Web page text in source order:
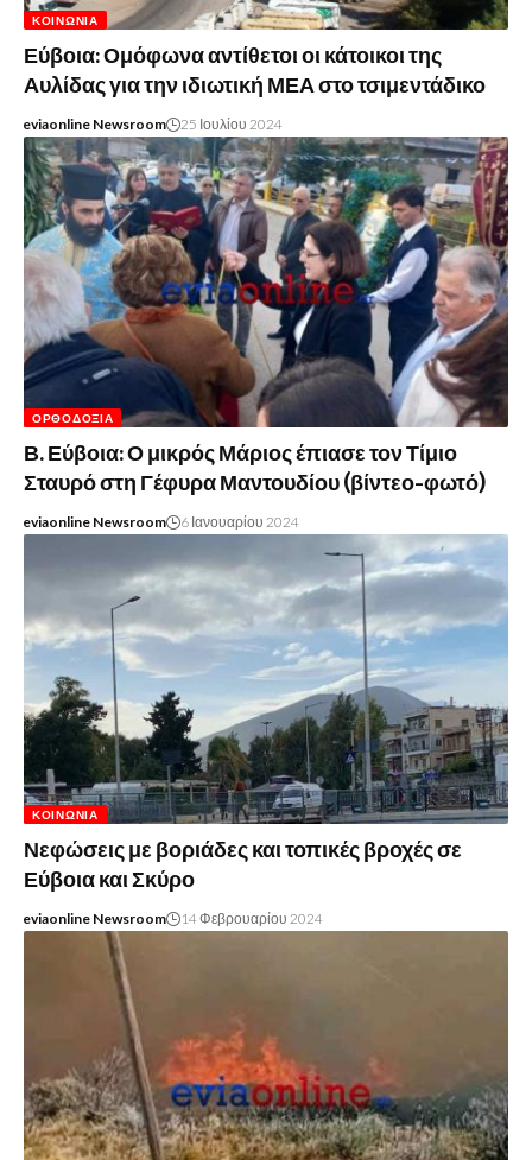
ΚΟΙΝΩΝΊΑ
Εύβοια: Ομόφωνα αντίθετοι οι κάτοικοι της
Αυλίδας για την ιδιωτική ΜΕΑ στο τσιμεντάδικο
eviaonline Newsroom 25 Ιουλίου 2024
ΟΡΘΟΔΟΞΊΑ
Β. Εύβοια: Ο μικρός Μάριος έπιασε τον Τίμιο
Σταυρό στη Γέφυρα Μαντουδίου (βίντεο-φωτό)
eviaonline Newsroom 6 Ιανουαρίου 2024
ΚΟΙΝΩΝΊΑ
Νεφώσεις με βοριάδες και τοπικές βροχές σε
Εύβοια και Σκύρο
eviaonline Newsroom 14 Φεβρουαρίου 2024